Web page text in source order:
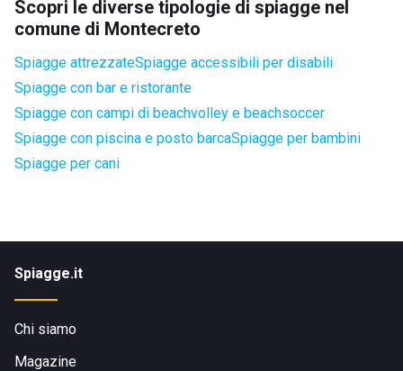
Scopri le diverse tipologie di spiagge nel
comune di Montecreto
Spiagge attrezzateSpiagge accessibili per disabili
Spiagge con bar e ristorante
Spiagge con campi di beachvolley e beachsoccer
Spiagge con piscina e posto barcaSpiagge per bambini
Spiagge per cani
Spiagge.it
Chi siamo
Magazine